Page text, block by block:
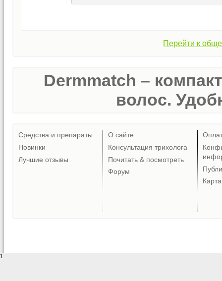
Перейти к
Dermmatch –
волос.
Средства и препараты
Новинки
Лучшие отзывы
О сайте
Консультация трихолога
Почитать & посмотреть
Форум
1